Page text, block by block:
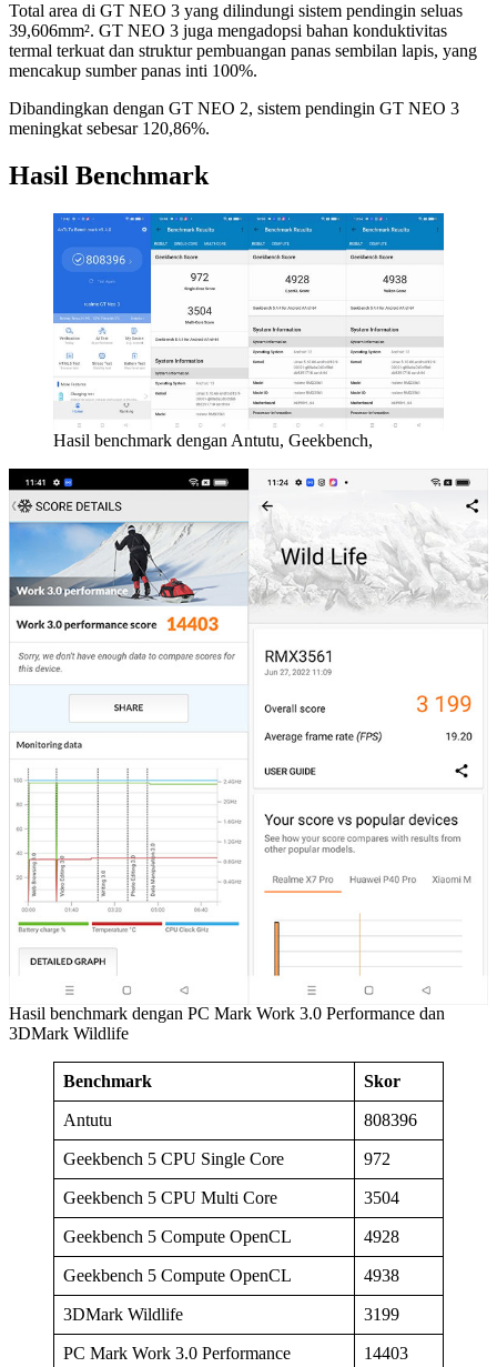
Total area di GT NEO 3 yang dilindungi sistem pendingin seluas
39,606mm². GT NEO 3 juga mengadopsi bahan konduktivitas
termal terkuat dan struktur pembuangan panas sembilan lapis, yang
mencakup sumber panas inti 100%.
Dibandingkan dengan GT NEO 2, sistem pendingin GT NEO 3
meningkat sebesar 120,86%.
Hasil Benchmark
Hasil benchmark dengan Antutu, Geekbench,
Hasil benchmark dengan PC Mark Work 3.0 Performance dan
3DMark Wildlife
Benchmark Skor
Antutu 808396
Geekbench 5 CPU Single Core 972
Geekbench 5 CPU Multi Core 3504
Geekbench 5 Compute OpenCL 4928
Geekbench 5 Compute OpenCL 4938
3DMark Wildlife 3199
PC Mark Work 3.0 Performance 14403